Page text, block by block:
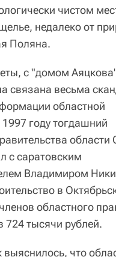
чистом
недалеко от
Поляна.
с "домом
связана весьма
областной
году тогдашний
области
с саратовским
Владимиром
в
областного
724 тысячи рублей.
выяснилось, что